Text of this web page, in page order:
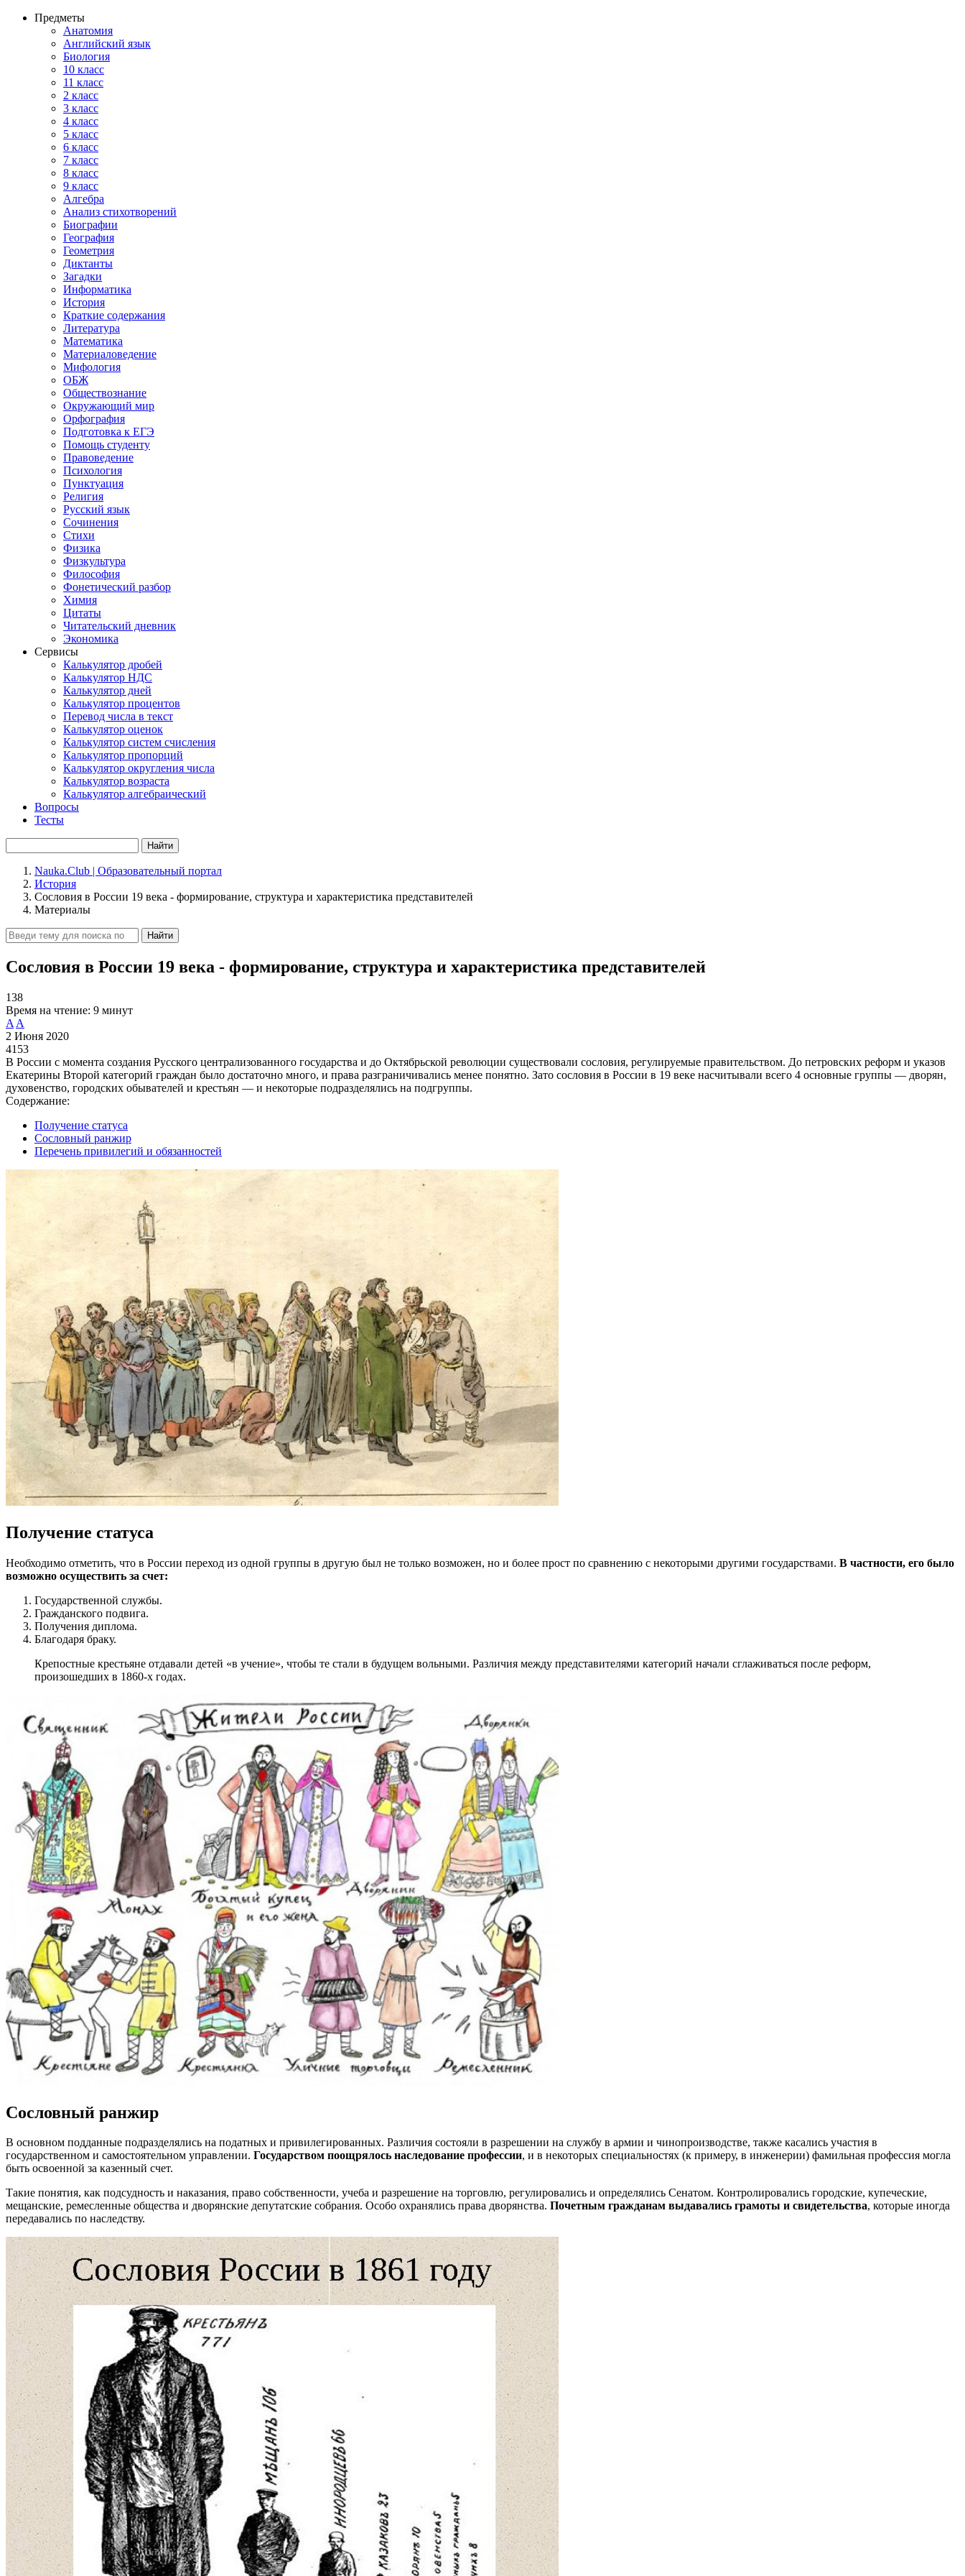
Предметы
Анатомия
Английский язык
Биология
10 класс
11 класс
2 класс
3 класс
4 класс
5 класс
6 класс
7 класс
8 класс
9 класс
Алгебра
Анализ стихотворений
Биографии
География
Геометрия
Диктанты
Загадки
Информатика
История
Краткие содержания
Литература
Математика
Материаловедение
Мифология
ОБЖ
Обществознание
Окружающий мир
Орфография
Подготовка к ЕГЭ
Помощь студенту
Правоведение
Психология
Пунктуация
Религия
Русский язык
Сочинения
Стихи
Физика
Физкультура
Философия
Фонетический разбор
Химия
Цитаты
Читательский дневник
Экономика
Сервисы
Калькулятор дробей
Калькулятор НДС
Калькулятор дней
Калькулятор процентов
Перевод числа в текст
Калькулятор оценок
Калькулятор систем счисления
Калькулятор пропорций
Калькулятор округления числа
Калькулятор возраста
Калькулятор алгебраический
Вопросы
Тесты
Найти
Nauka.Club | Образовательный портал
История
Сословия в России 19 века - формирование, структура и характеристика представителей
Материалы
Найти
Сословия в России 19 века - формирование, структура и характеристика представителей
138
Время на чтение: 9 минут
A A
2 Июня 2020
4153
В России с момента создания Русского централизованного государства и до Октябрьской революции существовали сословия, регулируемые правительством. До петровских реформ и указов
Екатерины Второй категорий граждан было достаточно много, и права разграничивались менее понятно. Зато сословия в России в 19 веке насчитывали всего 4 основные группы — дворян,
духовенство, городских обывателей и крестьян — и некоторые подразделялись на подгруппы.
Содержание:
Получение статуса
Сословный ранжир
Перечень привилегий и обязанностей
Получение статуса
Необходимо отметить, что в России переход из одной группы в другую был не только возможен, но и более прост по сравнению с некоторыми другими государствами. В частности, его было
возможно осуществить за счет:
Государственной службы.
Гражданского подвига.
Получения диплома.
Благодаря браку.
Крепостные крестьяне отдавали детей «в учение», чтобы те стали в будущем вольными. Различия между представителями категорий начали сглаживаться после реформ,
произошедших в 1860-х годах.
Сословный ранжир
В основном подданные подразделялись на податных и привилегированных. Различия состояли в разрешении на службу в армии и чинопроизводстве, также касались участия в
государственном и самостоятельном управлении. Государством поощрялось наследование профессии, и в некоторых специальностях (к примеру, в инженерии) фамильная профессия могла
быть освоенной за казенный счет.
Такие понятия, как подсудность и наказания, право собственности, учеба и разрешение на торговлю, регулировались и определялись Сенатом. Контролировались городские, купеческие,
мещанские, ремесленные общества и дворянские депутатские собрания. Особо охранялись права дворянства. Почетным гражданам выдавались грамоты и свидетельства, которые иногда
передавались по наследству.